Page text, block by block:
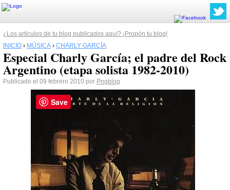
¿Los artículos de tu blog publicados aquí? ¡Propón tu blog!
INICIO › MÚSICA › CHARLY GARCÍA
Especial Charly García; el padre del Rock
Argentino (etapa solista 1982-2010)
Publicado el 09 febrero 2010 por Pngblog
Save